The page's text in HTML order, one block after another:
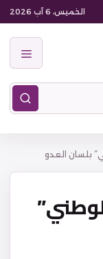
الخميس، 6 آب 2026
بلسان العدو